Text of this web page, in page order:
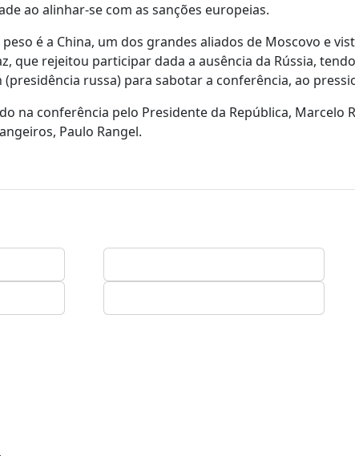
ao alinhar-se com as sanções europeias.
é a China, um dos grandes aliados de Moscovo e
que rejeitou participar dada a ausência da Rússia,
russa) para sabotar a conferência, ao
na conferência pelo Presidente da República, Marcelo
Paulo Rangel.